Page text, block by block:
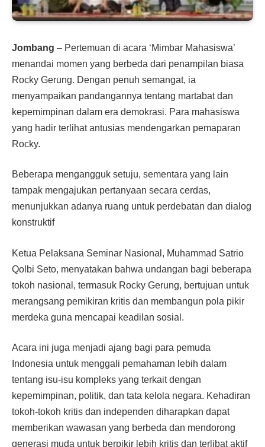
Jombang – Pertemuan di acara ‘Mimbar Mahasiswa’
menandai momen yang berbeda dari penampilan biasa
Rocky Gerung. Dengan penuh semangat, ia
menyampaikan pandangannya tentang martabat dan
kepemimpinan dalam era demokrasi. Para mahasiswa
yang hadir terlihat antusias mendengarkan pemaparan
Rocky.
Beberapa mengangguk setuju, sementara yang lain
tampak mengajukan pertanyaan secara cerdas,
menunjukkan adanya ruang untuk perdebatan dan dialog
konstruktif
Ketua Pelaksana Seminar Nasional, Muhammad Satrio
Qolbi Seto, menyatakan bahwa undangan bagi beberapa
tokoh nasional, termasuk Rocky Gerung, bertujuan untuk
merangsang pemikiran kritis dan membangun pola pikir
merdeka guna mencapai keadilan sosial.
Acara ini juga menjadi ajang bagi para pemuda
Indonesia untuk menggali pemahaman lebih dalam
tentang isu-isu kompleks yang terkait dengan
kepemimpinan, politik, dan tata kelola negara. Kehadiran
tokoh-tokoh kritis dan independen diharapkan dapat
memberikan wawasan yang berbeda dan mendorong
generasi muda untuk berpikir lebih kritis dan terlibat aktif